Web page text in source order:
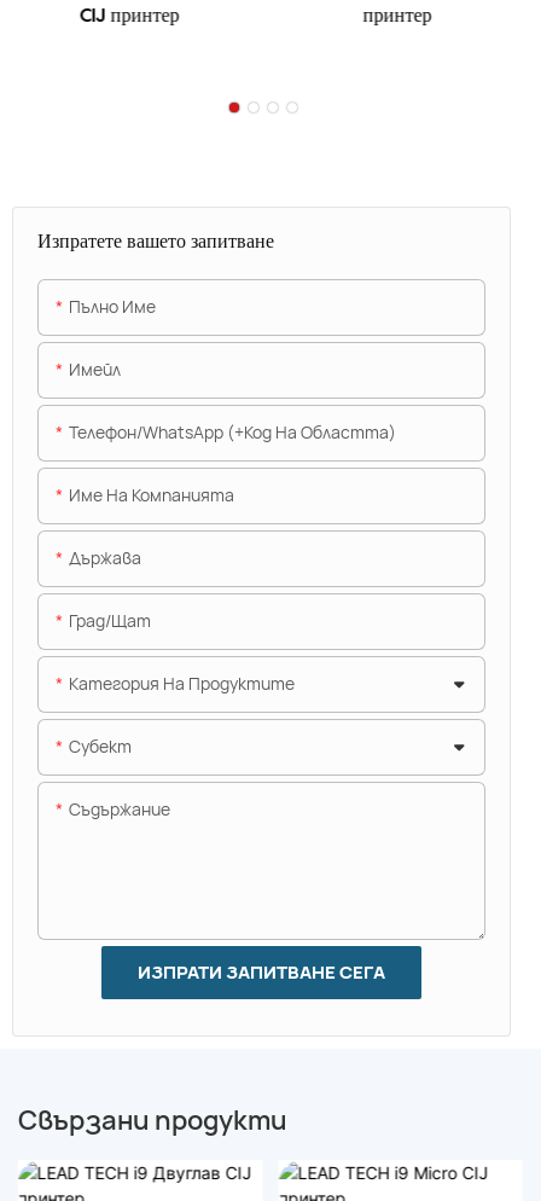
CIJ принтер
принтер
Изпратете вашето запитване
Пълно Име
Имейл
Телефон/WhatsApp (+Код На Областта)
Име На Компанията
Държава
Град/щат
Категория На Продуктите
Субект
Съдържание
ИЗПРАТИ ЗАПИТВАНЕ СЕГА
Свързани продукти